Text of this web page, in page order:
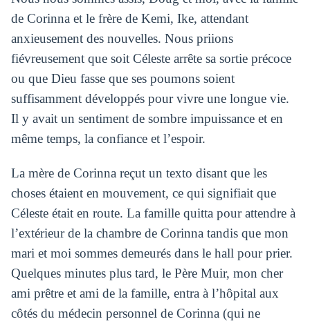
de Corinna et le frère de Kemi, Ike, attendant
anxieusement des nouvelles. Nous priions
fiévreusement que soit Céleste arrête sa sortie précoce
ou que Dieu fasse que ses poumons soient
suffisamment développés pour vivre une longue vie.
Il y avait un sentiment de sombre impuissance et en
même temps, la confiance et l’espoir.
La mère de Corinna reçut un texto disant que les
choses étaient en mouvement, ce qui signifiait que
Céleste était en route. La famille quitta pour attendre à
l’extérieur de la chambre de Corinna tandis que mon
mari et moi sommes demeurés dans le hall pour prier.
Quelques minutes plus tard, le Père Muir, mon cher
ami prêtre et ami de la famille, entra à l’hôpital aux
côtés du médecin personnel de Corinna (qui ne